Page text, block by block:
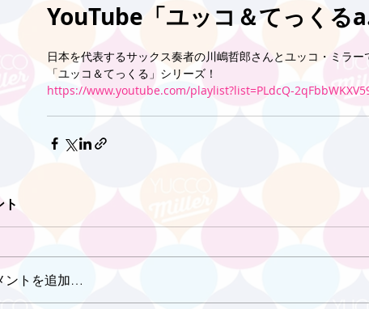
YouTube「ユッコ＆てっくる
日本を代表するサックス奏者の川嶋哲郎さんとユッコ・ミラ
「ユッコ＆てっくる」シリーズ！
https://www.youtube.com/playlist?list=PLdcQ-
ト
ントを追加…